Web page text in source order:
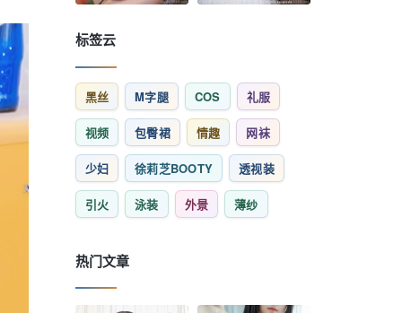
标签云
黑丝 M字腿 COS 礼服
视频 包臀裙 情趣 网袜
少妇 徐莉芝BOOTY 透视装
引火 泳装 外景 薄纱
热门文章